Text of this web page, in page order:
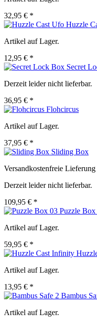
32,95 € *
Huzzle
Artikel auf Lager.
12,95 € *
Secret
Derzeit leider nicht lieferbar.
36,95 € *
Flohcircus
Artikel auf Lager.
37,95 € *
Sliding Box
Versandkostenfreie
Derzeit leider nicht lieferbar.
109,95 € *
Puzzle Box
Artikel auf Lager.
59,95 € *
Artikel auf Lager.
13,95 € *
Bambus
Artikel auf Lager.